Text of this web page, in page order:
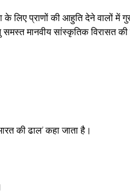
के लिए प्राणों की आहुति देने वालों में
मानवीय सांस्कृतिक विरासत
की ढाल’ कहा जाता है।